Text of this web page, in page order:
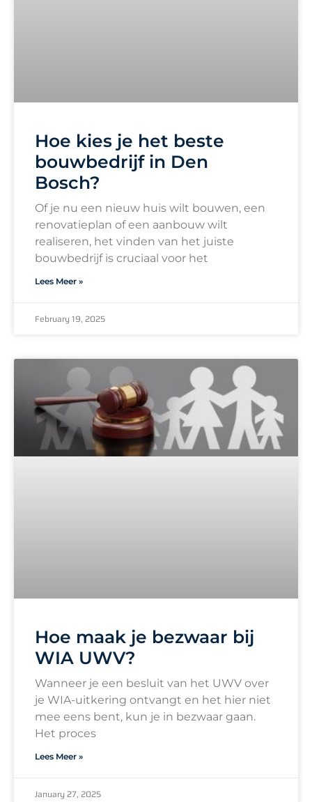
Hoe kies je het beste
bouwbedrijf in Den
Bosch?
Of je nu een nieuw huis wilt bouwen, een
renovatieplan of een aanbouw wilt
realiseren, het vinden van het juiste
bouwbedrijf is cruciaal voor het
Lees Meer »
February 19, 2025
Hoe maak je bezwaar bij
WIA UWV?
Wanneer je een besluit van het UWV over
je WIA-uitkering ontvangt en het hier niet
mee eens bent, kun je in bezwaar gaan.
Het proces
Lees Meer »
January 27, 2025